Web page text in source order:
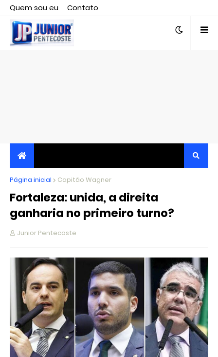
Quem sou eu
Contato
Editor responsável, jornalista Clovis Almeida.
JORNALISMO INDEPENDENTE, TRANSPARENTE E
CRÍTICO
Página inicial Capitão Wagner
Fortaleza: unida, a direita
ganharia no primeiro turno?
Junior Pentecoste